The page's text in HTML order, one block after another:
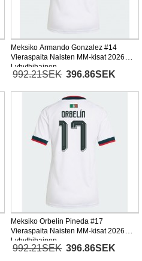
Meksiko Armando Gonzalez #14
Vieraspaita Naisten MM-kisat 2026
Lyhythihainen
992.21SEK 396.86SEK
Meksiko Orbelin Pineda #17
Vieraspaita Naisten MM-kisat 2026
Lyhythihainen
992.21SEK 396.86SEK